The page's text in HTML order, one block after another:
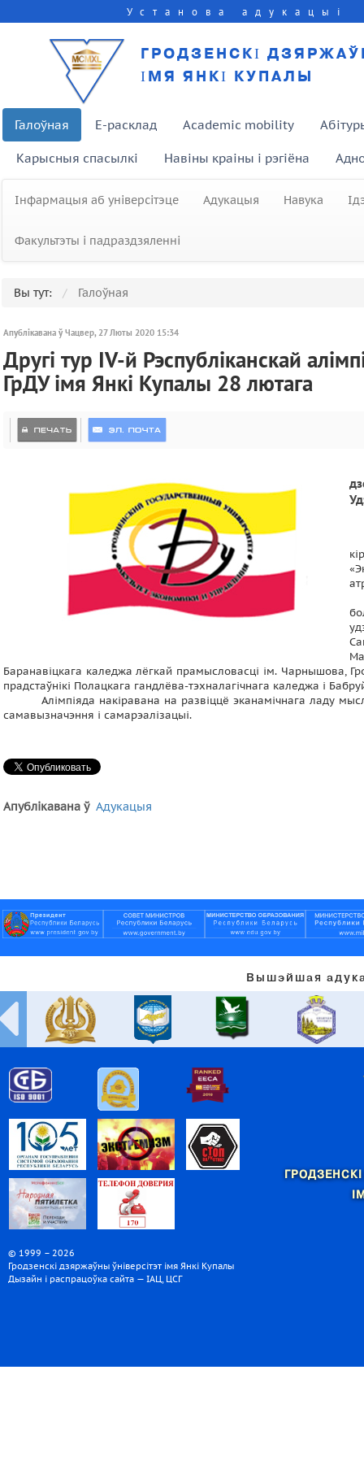
Установа адукацыі
ГРОДЗЕНСКІ
ІМЯ ЯНКІ КУПАЛЫ
Галоўная E-расклад Academic mobility
Карысныя спасылкі Навіны краіны і рэгіёна
Інфармацыя аб універсітэце Адукацыя Навука
Факультэты і падраздзяленні
Вы тут: Галоўная
Апублікавана ў Чацвер, 27 Люты 2020 15:34
Другі тур IV-й Рэспубліканскай
ГрДУ імя Янкі Купалы 28 лютага
Баранавіцкага каледжа лёгкай прамысловасці ім. Чарнышова,
прадстаўнікі Полацкага гандлёва-тэхналагічнага каледжа і
Алімпіяда накіравана на развіццё эканамічнага ладу
самавызначэння і самарэалізацыі.
Апублікавана ў Адукацыя
Вышэйшая
© 1999 – 2026
Гродзенскі дзяржаўны ўніверсітэт імя Янкі Купалы
Дызайн і распрацоўка сайта — ІАЦ, ЦСГ